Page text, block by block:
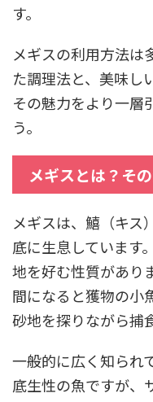
す。
メギスの利用方法は
た調理法と、美味し
その魅力をより一層
う。
メギスとは？そ
メギスは、鱚（キス
底に生息しています
地を好む性質があり
間になると獲物の小
砂地を探りながら捕
一般的に広く知られ
底生性の魚ですが、